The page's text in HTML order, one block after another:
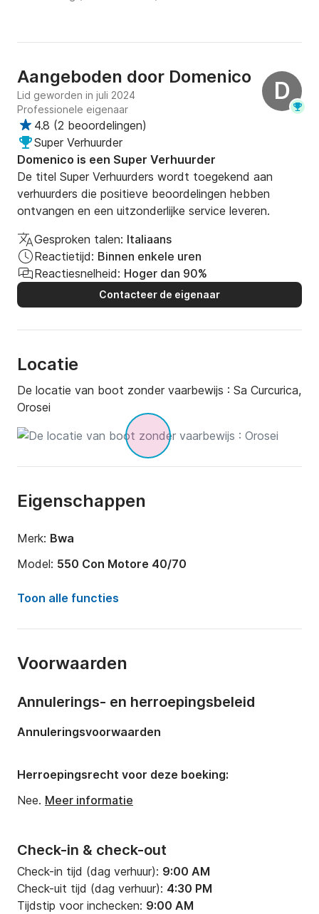
D
Aangeboden door Domenico
Lid geworden in juli 2024
Professionele eigenaar
4.8 (2 beoordelingen)
Super Verhuurder
Domenico is een Super Verhuurder
De titel Super Verhuurders wordt toegekend aan
verhuurders die positieve beoordelingen hebben
ontvangen en een uitzonderlijke service leveren.
Gesproken talen: Italiaans
Reactietijd: Binnen enkele uren
Reactiesnelheid: Hoger dan 90%
Contacteer de eigenaar
Locatie
De locatie van boot zonder vaarbewijs : Sa Curcurica,
Orosei
Eigenschappen
Merk: Bwa
Model: 550 Con Motore 40/70
Motorkracht:
40pk
Capaciteit aan boord:
Toon alle functies
Voorwaarden
Check-in & check-out
Check-in tijd (dag verhuur): 9:00 AM
Check-uit tijd (dag verhuur): 4:30 PM
Tijdstip voor inchecken: 9:00 AM
Annulerings- en herroepingsbeleid
Annuleringsvoorwaarden
Herroepingsrecht voor deze boeking:
Nee. Meer informatie